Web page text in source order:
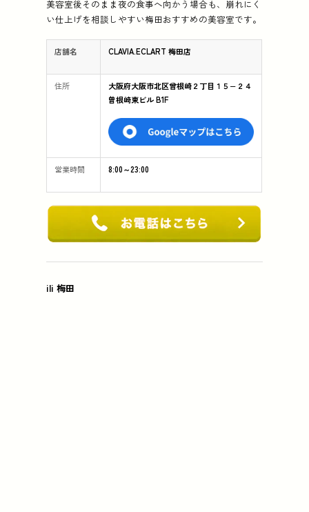
美容室後そのまま夜の食事へ向かう場合も、崩れにく
い仕上げを相談しやすい梅田おすすめの美容室です。
店舗名 CLAVIA.ECLART 梅田店
住所
大阪府大阪市北区曾根崎２丁目１５−２４
曽根崎東ビル B1F
営業時間 8:00～23:00
ili 梅田